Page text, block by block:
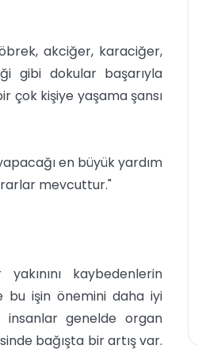
akciğer, karaciğer,
gibi dokular başarıyla
çok kişiye yaşama şansı
en büyük yardım
mevcuttur."
kaybedenlerin
bu işin önemini daha iyi
insanlar genelde organ
bağışta bir artış var.